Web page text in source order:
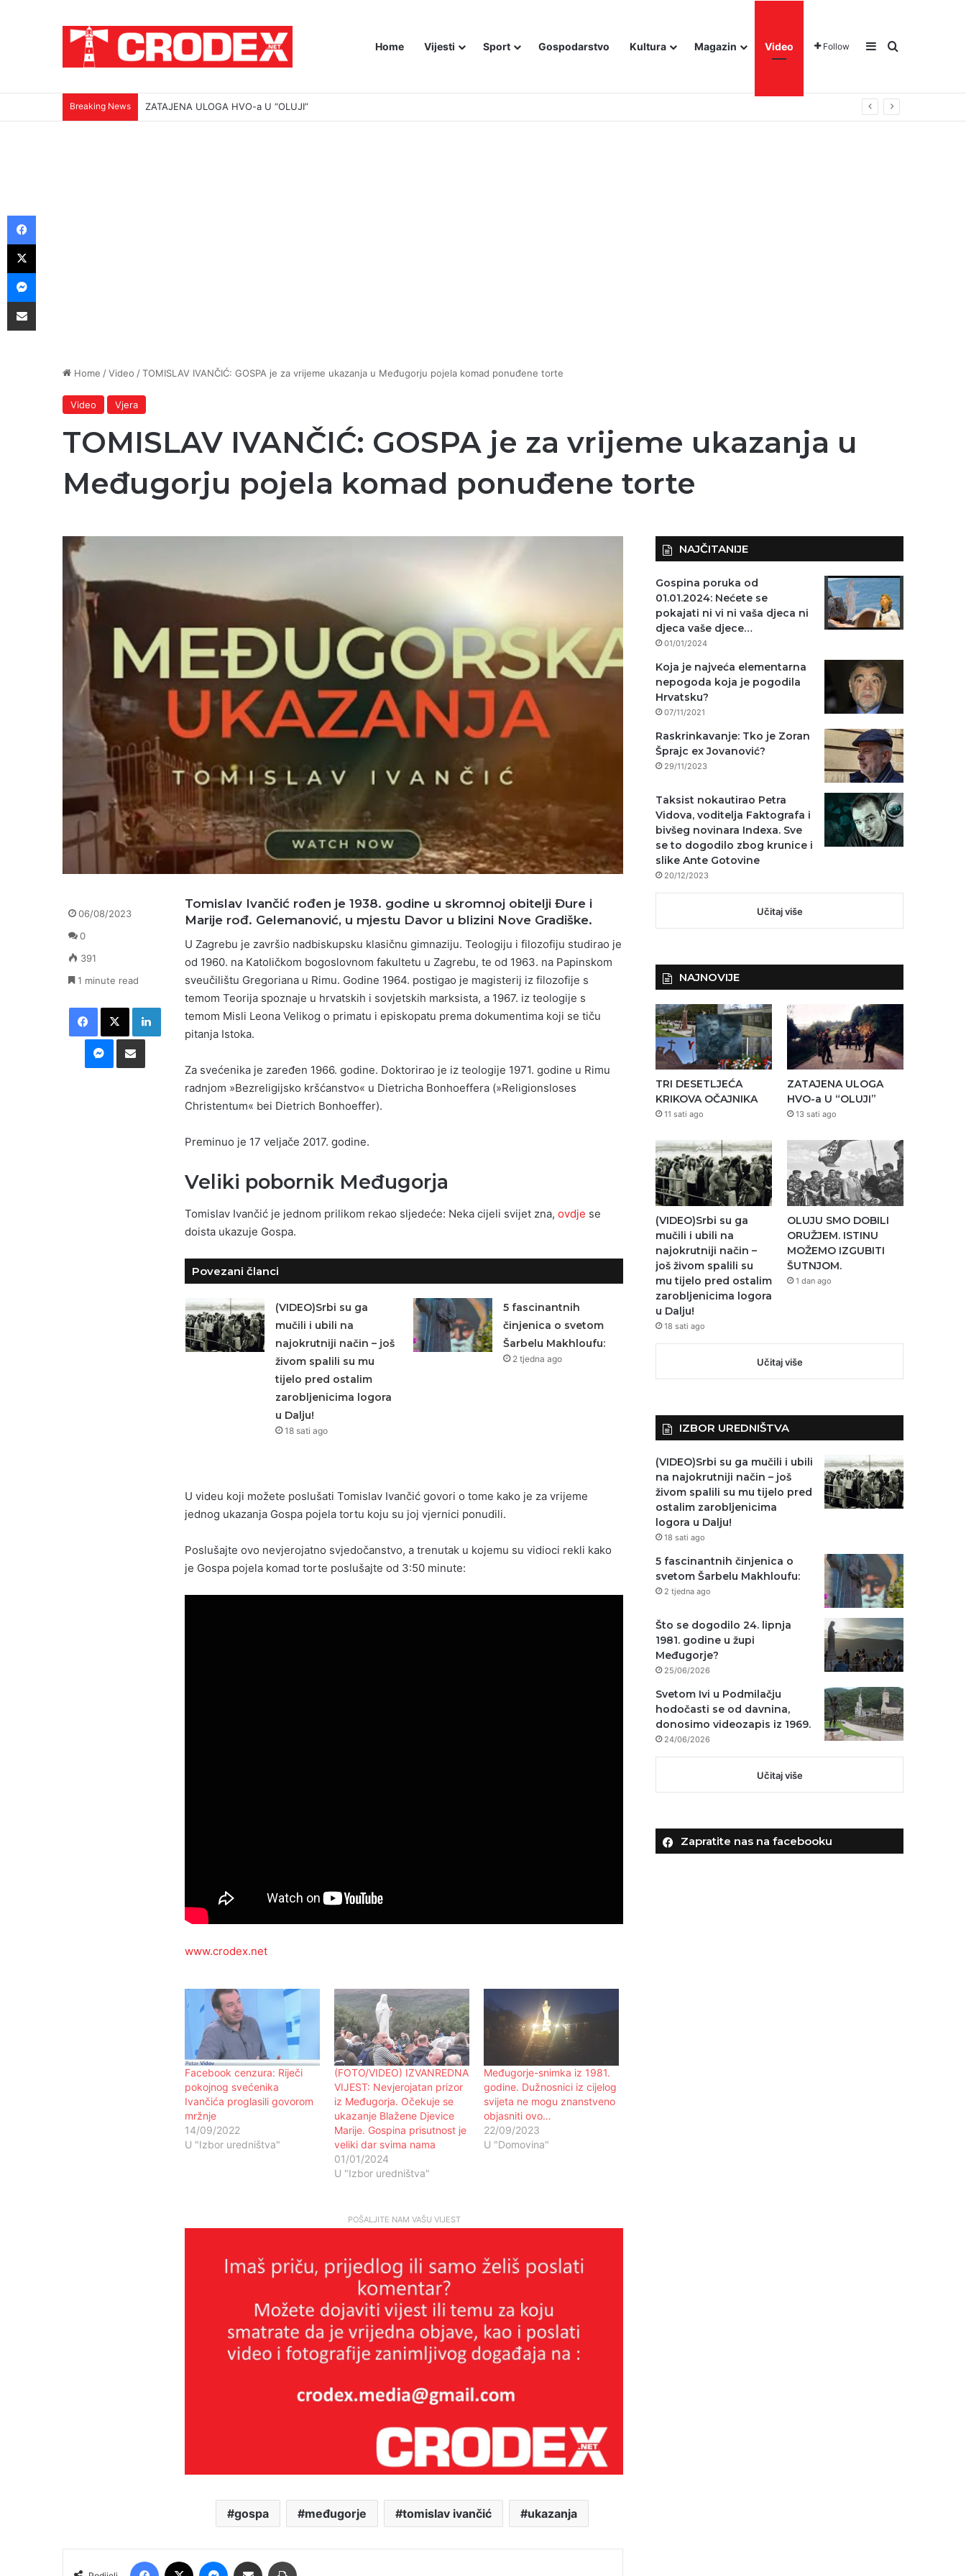
Home Vijesti Sport Gospodarstvo Kultura Magazin Video Follow Sidebar
Traži
Breaking News (VIDEO)Srbi su ga mučili i ubili na najokrutniji način – još živom spalili su mu tijelo pred ostalim zarobljenicima logora u Dalju!
Home /Video /TOMISLAV IVANČIĆ: GOSPA je za vrijeme ukazanja u Međugorju pojela komad ponuđene torte
Video Vjera
TOMISLAV IVANČIĆ: GOSPA je za vrijeme ukazanja u
Međugorju pojela komad ponuđene torte
Tomislav Ivančić rođen je 1938. godine u skromnoj obitelji Đure i
Marije rođ. Gelemanović, u mjestu Davor u blizini Nove Gradiške.
U Zagrebu je završio nadbiskupsku klasičnu gimnaziju. Teologiju i filozofiju studirao je
od 1960. na Katoličkom bogoslovnom fakultetu u Zagrebu, te od 1963. na Papinskom
sveučilištu Gregoriana u Rimu. Godine 1964. postigao je magisterij iz filozofije s
temom Teorija spoznaje u hrvatskih i sovjetskih marksista, a 1967. iz teologije s
temom Misli Leona Velikog o primatu i episkopatu prema dokumentima koji se tiču
pitanja Istoka.
Za svećenika je zaređen 1966. godine. Doktorirao je iz teologije 1971. godine u Rimu
radnjom »Bezreligijsko kršćanstvo« u Dietricha Bonhoeffera (»Religionsloses
Christentum« bei Dietrich Bonhoeffer).
Preminuo je 17 veljače 2017. godine.
Veliki pobornik Međugorja
Tomislav Ivančić je jednom prilikom rekao sljedeće: Neka cijeli svijet zna, ovdje se
doista ukazuje Gospa.
Povezani članci
(VIDEO)Srbi su ga
mučili i ubili na
najokrutniji način – još
živom spalili su mu
tijelo pred ostalim
zarobljenicima logora
u Dalju!
18 sati ago
5 fascinantnih
činjenica o svetom
Šarbelu Makhloufu:
2 tjedna ago
U videu koji možete poslušati Tomislav Ivančić govori o tome kako je za vrijeme
jednog ukazanja Gospa pojela tortu koju su joj vjernici ponudili.
Poslušajte ovo nevjerojatno svjedočanstvo, a trenutak u kojemu su vidioci rekli kako
je Gospa pojela komad torte poslušajte od 3:50 minute:
www.crodex.net
Facebook cenzura: Riječi
pokojnog svećenika
Ivančića proglasili govorom
mržnje
14/09/2022
U "Izbor uredništva"
(FOTO/VIDEO) IZVANREDNA
VIJEST: Nevjerojatan prizor
iz Međugorja. Očekuje se
ukazanje Blažene Djevice
Marije. Gospina prisutnost je
veliki dar svima nama
01/01/2024
U "Izbor uredništva"
Međugorje-snimka iz 1981.
godine. Dužnosnici iz cijelog
svijeta ne mogu znanstveno
objasniti ovo…
22/09/2023
U "Domovina"
POŠALJITE NAM VAŠU VIJEST
gospa međugorje tomislav ivančić ukazanja
06/08/2023
0
391
1 minute read
Facebook
X LinkedIn
Messenger
Podijeli putem E-maila
Facebook Messenger
Podijeli putem E-maila
NAJVEĆI POLITIČKI GUBITNIK NA
Nadahnuta propovijed fra Joze
Grbeša iz Goranaca koja odzvanja
vjerom i poviješću
ministar obrane pobjedničke
hrvatske vojske?
NAJČITANIJE
Gospina poruka od
01.01.2024: Nećete se
pokajati ni vi ni vaša djeca ni
djeca vaše djece…
01/01/2024
Koja je najveća elementarna
nepogoda koja je pogodila
Hrvatsku?
07/11/2021
Raskrinkavanje: Tko je Zoran
Šprajc ex Jovanović?
29/11/2023
Taksist nokautirao Petra
Vidova, voditelja Faktografa i
bivšeg novinara Indexa. Sve
se to dogodilo zbog krunice i
slike Ante Gotovine
20/12/2023
Učitaj više
NAJNOVIJE
TRI DESETLJEĆA
KRIKOVA OČAJNIKA
11 sati ago
ZATAJENA ULOGA
HVO-a U “OLUJI”
13 sati ago
(VIDEO)Srbi su ga
mučili i ubili na
najokrutniji način –
još živom spalili su
mu tijelo pred ostalim
zarobljenicima logora
u Dalju!
18 sati ago
OLUJU SMO DOBILI
ORUŽJEM. ISTINU
MOŽEMO IZGUBITI
ŠUTNJOM.
1 dan ago
Učitaj više
IZBOR UREDNIŠTVA
(VIDEO)Srbi su ga mučili i ubili
na najokrutniji način – još
živom spalili su mu tijelo pred
ostalim zarobljenicima
logora u Dalju!
18 sati ago
5 fascinantnih činjenica o
svetom Šarbelu Makhloufu:
2 tjedna ago
Što se dogodilo 24. lipnja
1981. godine u župi
Međugorje?
25/06/2026
Svetom Ivi u Podmilačju
hodočasti se od davnina,
donosimo videozapis iz 1969.
24/06/2026
Učitaj više
Zapratite nas na facebooku
Facebook
X
Messenger
Podijeli putem E-maila